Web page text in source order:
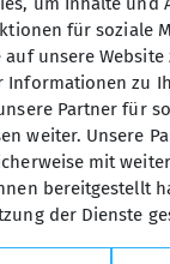
für soziale
unsere Website
Informationen zu
Partner für
weiter. Unsere
mit
bereitgestellt
der Dienste